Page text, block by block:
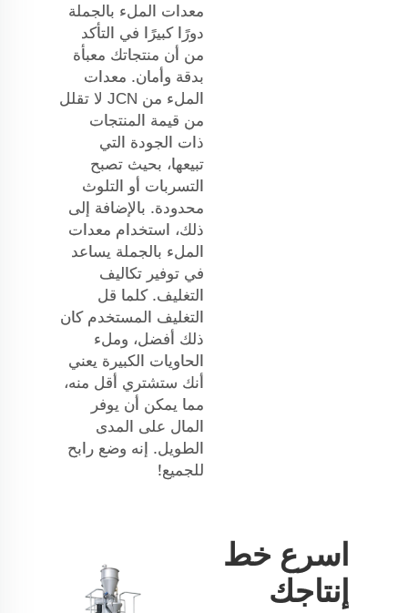
معدات الملء بالجملة
دورًا كبيرًا في التأكد
من أن منتجاتك معبأة
بدقة وأمان. معدات
الملء من JCN لا تقلل
من قيمة المنتجات
ذات الجودة التي
تبيعها، بحيث تصبح
التسربات أو التلوث
محدودة. بالإضافة إلى
ذلك، استخدام معدات
الملء بالجملة يساعد
في توفير تكاليف
التغليف. كلما قل
التغليف المستخدم كان
ذلك أفضل، وملء
الحاويات الكبيرة يعني
أنك ستشتري أقل منه،
مما يمكن أن يوفر
المال على المدى
الطويل. إنه وضع رابح
للجميع!
اسرع خط
إنتاجك